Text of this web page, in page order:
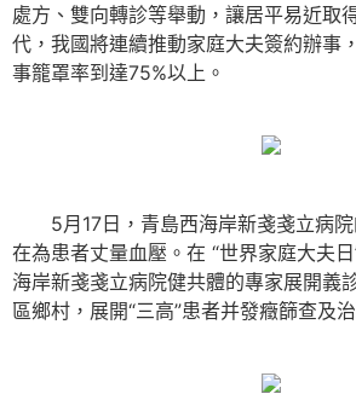
處方、雙向轉診等舉動，讓居平易近取
代，我國將連續推動家庭大夫簽約辦事
事籠罩率到達75%以上。
5月17日，青島西海岸新戔戔立病院
在為患者丈量血壓。在 “世界家庭大夫
海岸新戔戔立病院健共體的專家展開義
區鄉村，展開“三高”患者并發癥篩查及